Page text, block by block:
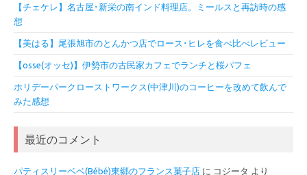
【チェケレ】名古屋･新栄の南インド料理店。ミールスと再訪時の感
想
【美はる】尾張旭市のとんかつ店でロース･ヒレを食べ比べレビュー
【osse(オッセ)】伊勢市の古民家カフェでランチと桜パフェ
ホリデーパークローストワークス(中津川)のコーヒーを改めて飲んで
みた感想
最近のコメント
パティスリーベベ(Bébé)東郷のフランス菓子店 に コジータ より